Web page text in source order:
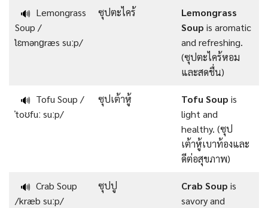
🔊 Lemongrass
Soup /
ˈlɛmənɡræs suːp/
ซุปตะไคร้
Lemongrass
Soup is aromatic
and refreshing.
(ซุปตะไคร้หอม
และสดชื่น)
🔊 Tofu Soup /
ˈtoʊfuː suːp/
ซุปเต้าหู้ Tofu Soup is
light and
healthy. (ซุป
เต้าหู้เบาท้องและ
ดีต่อสุขภาพ)
🔊 Crab Soup
/kræb suːp/
ซุปปู Crab Soup is
savory and